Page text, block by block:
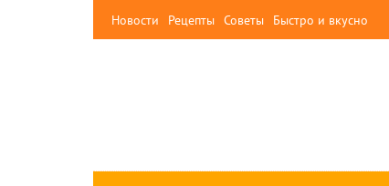
Новости Рецепты Советы Быстро и вкусно